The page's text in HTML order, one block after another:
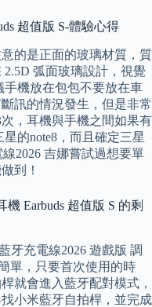
超值版 S-體驗心得
的是正面的玻璃材質，質
弧面玻璃設計，視覺
機放在包包不要放在車
訊的情況發生，但是非常
，耳機與手機之間如果有
的note8，而且確定三星
2026 吉娜嘗試過想要單
到！
Earbuds 超值版 S 的剩
牙充電線2026 遊戲版 調
單，只要首次使用的時
就會進入藍牙配對模式，
小米藍牙自拍桿，並完成